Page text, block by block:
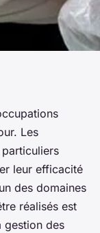
en
des
Les
leur efficacité
des domaines
réalisés est
gestion des